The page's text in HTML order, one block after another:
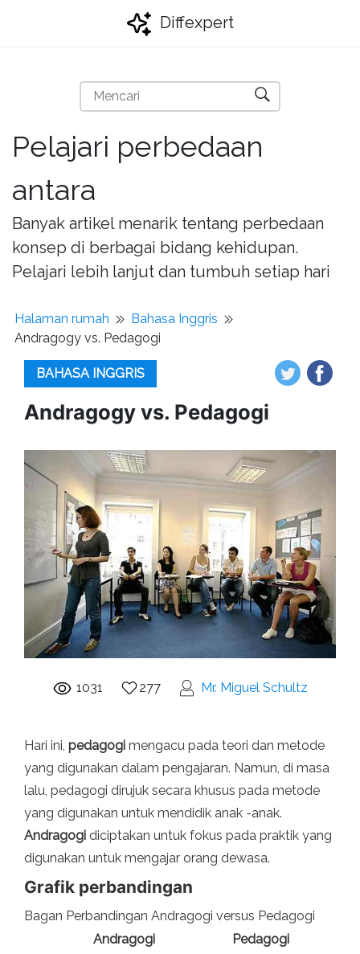
Diffexpert
Pelajari perbedaan
antara
Banyak artikel menarik tentang perbedaan
konsep di berbagai bidang kehidupan.
Pelajari lebih lanjut dan tumbuh setiap hari
Halaman rumah
Bahasa Inggris
Andragogy vs. Pedagogi
BAHASA INGGRIS
Andragogy vs. Pedagogi
1031 277 Mr. Miguel Schultz
Hari ini, pedagogi mengacu pada teori dan metode
yang digunakan dalam pengajaran. Namun, di masa
lalu, pedagogi dirujuk secara khusus pada metode
yang digunakan untuk mendidik anak -anak.
Andragogi diciptakan untuk fokus pada praktik yang
digunakan untuk mengajar orang dewasa.
Grafik perbandingan
Bagan Perbandingan Andragogi versus Pedagogi
Andragogi
Pedagogi